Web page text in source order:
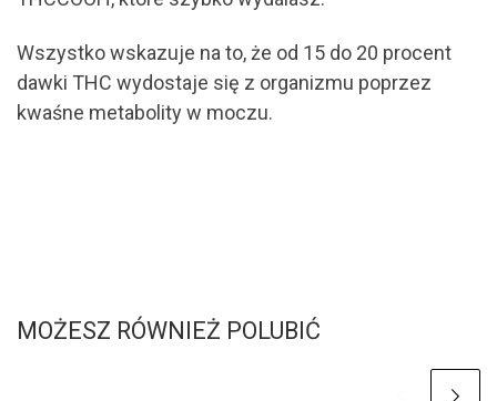
Wszystko wskazuje na to, że od 15 do 20 procent
dawki THC wydostaje się z organizmu poprzez
kwaśne metabolity w moczu.
MOŻESZ RÓWNIEŻ POLUBIĆ